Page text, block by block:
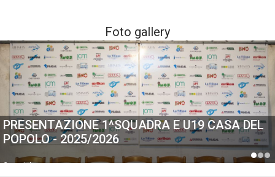
Foto gallery
PRESENTAZIONE 1^SQUADRA E U19 CASA DEL
POPOLO - 2025/2026
Generiche